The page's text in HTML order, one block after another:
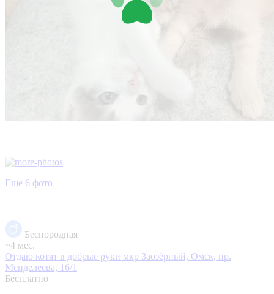
Еще 6 фото
Беспородная
~4 мес.
Отдаю котят в добрые руки мкр Заозёрный, Омск, пр.
Менделеева, 16/1
Бесплатно